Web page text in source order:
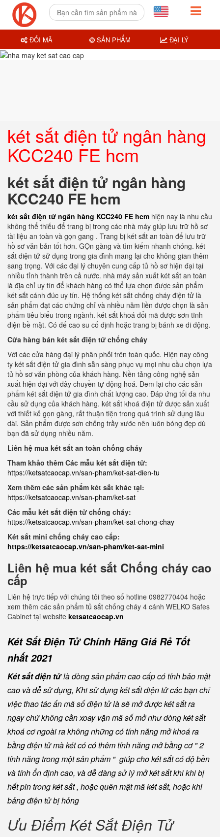
két sắt điện tử ngân hàng
KCC240 FE hcm
két sắt điện tử ngân hàng
KCC240 FE hcm
két sắt điện tử ngân hàng KCC240 FE hcm hiện nay là nhu cầu
không thể thiếu để trang bị trong các nhà máy giúp lưu trữ hồ sơ
tài liệu an toàn và gọn gang . Trang bị két sắt an toàn để lưu trữ
hồ sơ văn bản tốt hơn. GỌn gàng và tìm kiếm nhanh chóng. két
sắt điện tử sử dụng trong gia đình mang lại cho không gian thêm
sang trọng. Với các đại lý chuyên cung cấp tủ hồ sơ hiện đại tại
nhiều tỉnh thành trên cả nước. nhà máy sản xuất két sắt an toàn
là địa chỉ uy tín để khách hàng có thể lựa chọn được sản phẩm
két sắt cánh đúc uy tín. Hệ thống két sắt chống cháy điện tử là
sản phẩm đạt các chứng chỉ và nhiều năm liền được chọn là sản
phẩm tiêu biểu trong ngành. két sắt khoá đổi mã được sơn tĩnh
điện bề mặt. Có đế cao su cố định hoặc trang bị bánh xe di động.
Cửa hàng bán két sắt điện tử chống cháy
Với các cửa hàng đại lý phân phối trên toàn quốc. Hiện nay công
ty két sắt điện tử gia đình sẵn sàng phục vụ mọi nhu cầu chọn lựa
tủ hồ sơ văn phòng của khách hàng. Nền tảng công nghệ sản
xuất hiện đại với dây chuyền tự động hoá. Đem lại cho các sản
phẩm két sắt điện tử gia đình chất lượng cao. Đáp ứng tối đa nhu
cầu sử dụng của khách hàng. két sắt khoá điện tử được sản xuất
với thiết kế gọn gàng, rất thuận tiện trong quá trình sử dụng lâu
dài. Sản phẩm được sơn chống trầy xước nên luôn bóng đẹp dù
bạn đã sử dụng nhiều năm.
Liên hệ mua két sắt an toàn chống cháy
Tham khảo thêm Các mẫu két sắt điện tử:
https://ketsatcaocap.vn/san-pham/ket-sat-dien-tu
Xem thêm các sản phẩm két sắt khác tại:
https://ketsatcaocap.vn/san-pham/ket-sat
Các mẫu két sắt điện tử chống cháy:
https://ketsatcaocap.vn/san-pham/ket-sat-chong-chay
Két sắt mini chống cháy cao cấp:
https://ketsatcaocap.vn/san-pham/ket-sat-mini
Liên hệ mua két sắt Chống cháy cao
cấp
Liên hệ trực tiếp với chúng tôi theo số hotline 0982770404 hoặc
xem thêm các sản phẩm tủ sắt chống cháy 4 cánh WELKO Safes
Cabinet tại website ketsatcaocap.vn
Két Sắt Điện Tử Chính Hãng Giá Rẻ Tốt
nhất 2021
Két sắt điện tửlà dòng sản phẩm cao cấp có tính bảo mật
cao và dễ sử dụng, Khi sử dụng két sắt điện tử các bạn chỉ
việc thao tác ấn mã số điện tử là sẽ mở được két sắt ra
ngay chứ không cần xoay vặn mã số mở như dòng két sắt
khoá cơ ngoài ra không những có tính năng mở khoá ra
bằng điện tử mà két có có thêm tính năng mở bằng cơ " 2
tính năng trong một sản phẩm " giúp cho két sắt có độ bền
và tính ổn định cao, và dễ dàng sử lý mở két sắt khi khi bị
hết pin trong két sắt , hoặc quên mật mã két sắt, hoặc khi
bảng điện tử bị hỏng
Ưu Điểm Két Sắt Điện Tử
ĐỔI MÃ SẢN PHẨM ĐẠI LÝ